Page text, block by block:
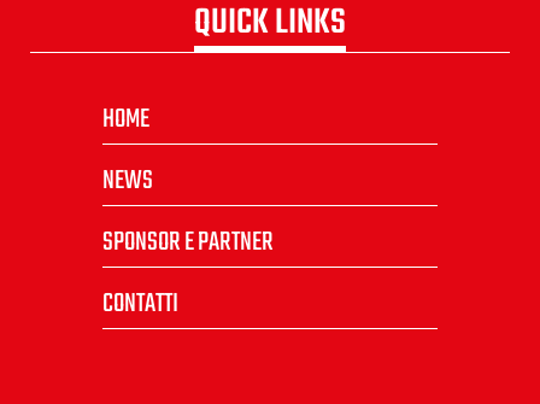
QUICK LINKS
HOME
NEWS
SPONSOR E PARTNER
CONTATTI